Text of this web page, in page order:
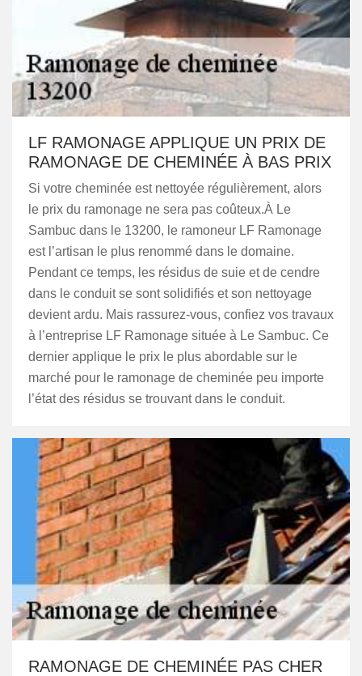
LF RAMONAGE APPLIQUE UN PRIX DE
RAMONAGE DE CHEMINÉE À BAS PRIX
Si votre cheminée est nettoyée régulièrement, alors
le prix du ramonage ne sera pas coûteux.À Le
Sambuc dans le 13200, le ramoneur LF Ramonage
est l’artisan le plus renommé dans le domaine.
Pendant ce temps, les résidus de suie et de cendre
dans le conduit se sont solidifiés et son nettoyage
devient ardu. Mais rassurez-vous, confiez vos travaux
à l’entreprise LF Ramonage située à Le Sambuc. Ce
dernier applique le prix le plus abordable sur le
marché pour le ramonage de cheminée peu importe
l’état des résidus se trouvant dans le conduit.
RAMONAGE DE CHEMINÉE PAS CHER